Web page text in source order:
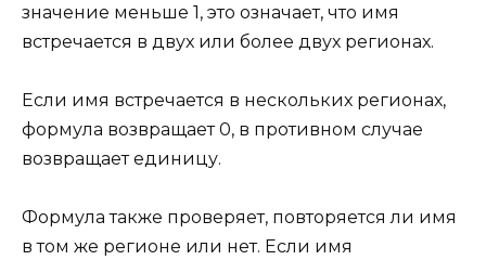
значение меньше 1, это означает, что имя
встречается в двух или более двух регионах.
Если имя встречается в нескольких регионах,
формула возвращает 0, в противном случае
возвращает единицу.
Формула также проверяет, повторяется ли имя
в том же регионе или нет. Если имя